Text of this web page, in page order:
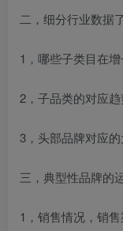
二，细分行业数据
1，哪些子类目在
2，子品类的对应
3，头部品牌对应
三，典型性品牌的
1，销售情况，销